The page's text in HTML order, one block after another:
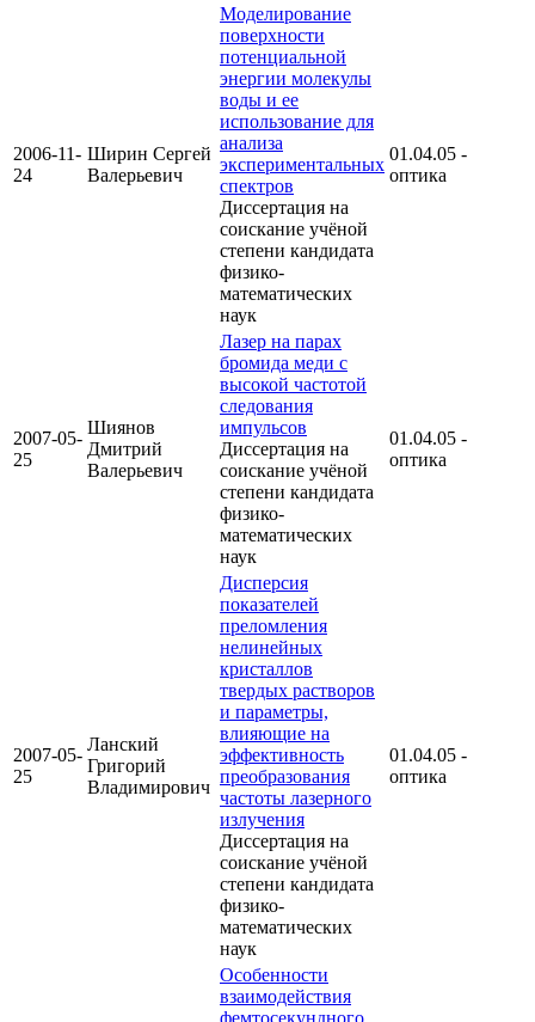
2006-11-
24
Ширин Сергей
Валерьевич
Моделирование
поверхности
потенциальной
энергии молекулы
воды и ее
использование для
анализа
экспериментальных
спектров
Диссертация на
соискание учёной
степени кандидата
физико-
математических
наук
01.04.05 -
оптика
2007-05-
25
Шиянов
Дмитрий
Валерьевич
Лазер на парах
бромида меди с
высокой частотой
следования
импульсов
Диссертация на
соискание учёной
степени кандидата
физико-
математических
наук
01.04.05 -
оптика
2007-05-
25
Ланский
Григорий
Владимирович
Дисперсия
показателей
преломления
нелинейных
кристаллов
твердых растворов
и параметры,
влияющие на
эффективность
преобразования
частоты лазерного
излучения
Диссертация на
соискание учёной
степени кандидата
физико-
математических
наук
01.04.05 -
оптика
Особенности
взаимодействия
фемтосекундного